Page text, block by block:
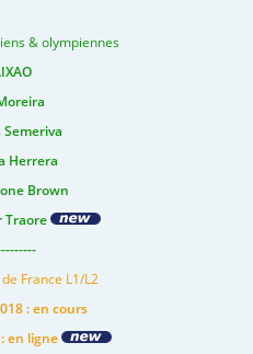
& olympiennes
Herrera
Brown
Traore
France L1/L2
: en cours
en ligne